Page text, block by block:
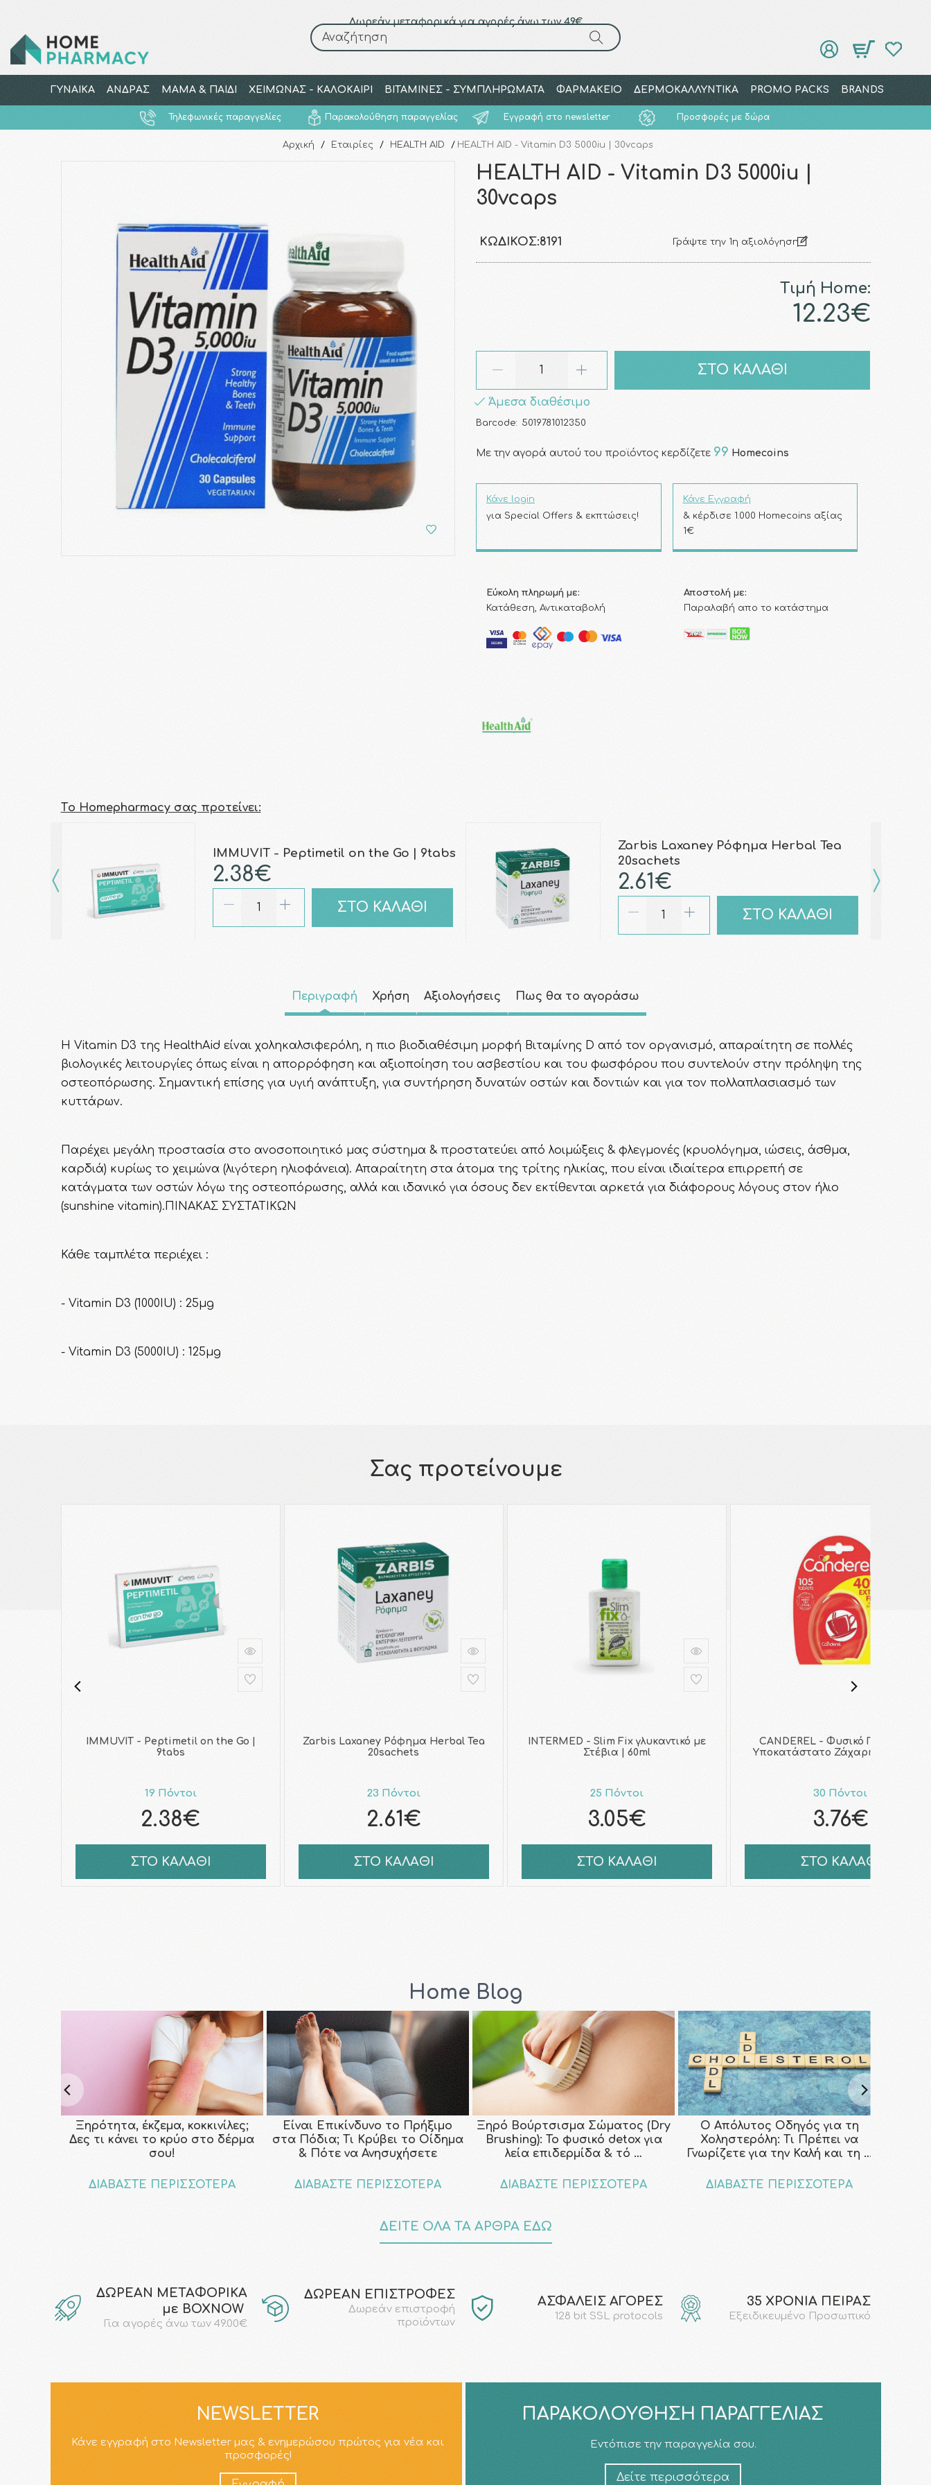
Δωρεάν μεταφορικά για αγορές άνω των 49€
Αναζήτηση
ΓΥΝΑΙΚΑ ΑΝΔΡΑΣ ΜΑΜΑ & ΠΑΙΔΙ ΧΕΙΜΩΝΑΣ - ΚΑΛΟΚΑΙΡΙ ΒΙΤΑΜΙΝΕΣ - ΣΥΜΠΛΗΡΩΜΑΤΑ ΦΑΡΜΑΚΕΙΟ ΔΕΡΜΟΚΑΛΛΥΝΤΙΚΑ PROMO PACKS BRANDS
Τηλεφωνικές παραγγελίες Παρακολούθηση παραγγελίας Εγγραφή στο newsletter Προσφορές με δώρα
Αναζήτηση
Αρχική / Εταιρίες / HEALTH AID / HEALTH AID - Vitamin D3 5000iu | 30vcaps
HEALTH AID - Vitamin D3 5000iu |
30vcaps
ΚΩΔΙΚΌΣ:8191 Γράψτε την 1η αξιολόγηση
Τιμή Home:
12.23€
ΣΤΟ ΚΑΛΑΘΙ
Άμεσα διαθέσιμο
Barcode: 5019781012350
Με την αγορά αυτού του προϊόντος κερδίζετε 99 Homecoins
Κάνε login
για Special Offers & εκπτώσεις!
Κάνε Εγγραφή
& κέρδισε 1.000 Homecoins αξίας
1€
Εύκολη πληρωμή με:
Κατάθεση, Αντικαταβολή
Αποστολή με:
Παραλαβή απο το κατάστημα
Τo Homepharmacy σας προτείνει:
IMMUVIT - Peptimetil on the Go | 9tabs
2.38€
ΣΤΟ ΚΑΛΑΘΙ
Zarbis Laxaney Ρόφημα Herbal Tea
20sachets
2.61€
ΣΤΟ ΚΑΛΑΘΙ
Περιγραφή Χρήση Αξιολογήσεις Πως θα το αγοράσω
Η Vitamin D3 της HealthAid είναι χοληκαλσιφερόλη, η πιο βιοδιαθέσιμη μορφή Βιταμίνης D από τον οργανισμό, απαραίτητη σε πολλές
βιολογικές λειτουργίες όπως είναι η απορρόφηση και αξιοποίηση του ασβεστίου και του φωσφόρου που συντελούν στην πρόληψη της
οστεοπόρωσης. Σημαντική επίσης για υγιή ανάπτυξη, για συντήρηση δυνατών οστών και δοντιών και για τον πολλαπλασιασμό των
κυττάρων.
Παρέχει μεγάλη προστασία στο ανοσοποιητικό μας σύστημα & προστατεύει από λοιμώξεις & φλεγμονές (κρυολόγημα, ιώσεις, άσθμα,
καρδιά) κυρίως το χειμώνα (λιγότερη ηλιοφάνεια). Απαραίτητη στα άτομα της τρίτης ηλικίας, που είναι ιδιαίτερα επιρρεπή σε
κατάγματα των οστών λόγω της οστεοπόρωσης, αλλά και ιδανικό για όσους δεν εκτίθενται αρκετά για διάφορους λόγους στον ήλιο
(sunshine vitamin).ΠΙΝΑΚΑΣ ΣΥΣΤΑΤΙΚΩΝ
Κάθε ταμπλέτα περιέχει :
- Vitamin D3 (1000IU) : 25μg
- Vitamin D3 (5000IU) : 125μg
Σας προτείνουμε
IMMUVIT - Peptimetil on the Go |
9tabs
19 Πόντοι
2.38€
ΣΤΟ ΚΑΛΑΘΙ
Zarbis Laxaney Ρόφημα Herbal Tea
20sachets
23 Πόντοι
2.61€
ΣΤΟ ΚΑΛΑΘΙ
INTERMED - Slim Fix γλυκαντικό με
Στέβια | 60ml
25 Πόντοι
3.05€
ΣΤΟ ΚΑΛΑΘΙ
CANDEREL - Φυσικό Γλυκαντικό
Υποκατάστατο Ζάχαρης | 105tabs
30 Πόντοι
3.76€
ΣΤΟ ΚΑΛΑΘΙ
Home Blog
Ξηρότητα, έκζεμα, κοκκινίλες;
Δες τι κάνει το κρύο στο δέρμα
σου!
ΔΙΑΒΑΣΤΕ ΠΕΡΙΣΣΟΤΕΡΑ
Είναι Επικίνδυνο το Πρήξιμο
στα Πόδια; Τι Κρύβει το Οίδημα
& Πότε να Ανησυχήσετε
ΔΙΑΒΑΣΤΕ ΠΕΡΙΣΣΟΤΕΡΑ
Ξηρό Βούρτσισμα Σώματος (Dry
Brushing): Το φυσικό detox για
λεία επιδερμίδα & τό …
ΔΙΑΒΑΣΤΕ ΠΕΡΙΣΣΟΤΕΡΑ
Ο Απόλυτος Οδηγός για τη
Χοληστερόλη: Τι Πρέπει να
Γνωρίζετε για την Καλή και τη …
ΔΙΑΒΑΣΤΕ ΠΕΡΙΣΣΟΤΕΡΑ
ΔΕΙΤΕ ΟΛΑ ΤΑ ΑΡΘΡΑ ΕΔΩ
ΔΩΡΕΑΝ ΜΕΤΑΦΟΡΙΚΑ
με ΒΟΧΝΟW
Για αγορές άνω των 49.00€
ΔΩΡΕΑΝ ΕΠΙΣΤΡΟΦΕΣ
Δωρεάν επιστροφή
προϊόντων
AΣΦΑΛΕΙΣ ΑΓΟΡΕΣ
128 bit SSL protocols
35 ΧΡΟΝΙΑ ΠΕΙΡΑΣ
Εξειδικευμένο Προσωπικό
NEWSLETTER
Κάνε εγγραφή στο Newsletter μας & ενημερώσου πρώτος για νέα και
προσφορές!
ΠΑΡΑΚΟΛΟΎΘΗΣΗ ΠΑΡΑΓΓΕΛΊΑΣ
Εντόπισε την παραγγελία σου.
Δείτε περισσότερα